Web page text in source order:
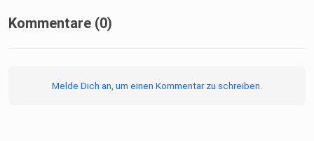
Kommentare (0)
Melde Dich an, um einen Kommentar zu schreiben.